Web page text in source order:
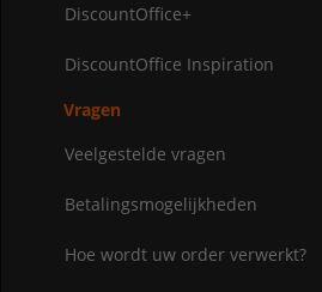
DiscountOffice+
DiscountOffice Inspiration
Vragen
Veelgestelde vragen
Betalingsmogelijkheden
Hoe wordt uw order verwerkt?